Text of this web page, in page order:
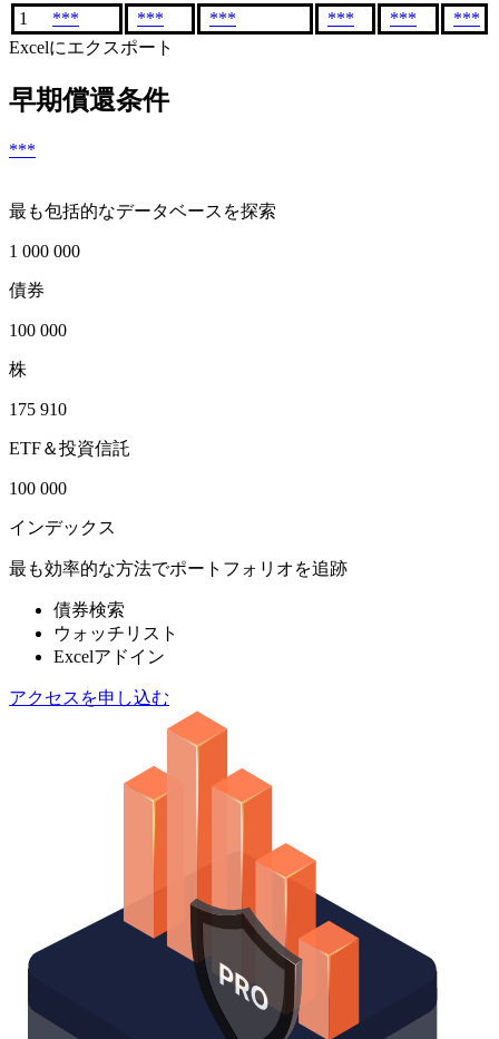
1 *** *** *** *** ***
***
Excelにエクスポート
早期償還条件
***
最も包括的なデータベースを探索
1 000 000
債券
100 000
株
175 910
ETF＆投資信託
100 000
インデックス
最も効率的な方法でポートフォリオを追跡
債券検索
ウォッチリスト
Excelアドイン
アクセスを申し込む